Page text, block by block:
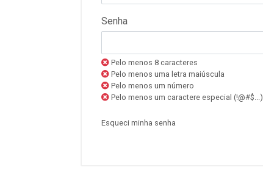
Senha
Pelo menos 8 caracteres
Pelo menos uma letra maiúscula
Pelo menos um número
Pelo menos um caractere especial (!@#$...)
Esqueci minha senha